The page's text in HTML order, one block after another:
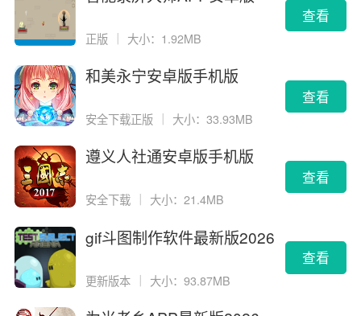
正版 ｜ 大小：1.92MB
查看
和美永宁安卓版手机版
安全下载正版 大小：33.93MB
查看
遵义人社通安卓版手机版
安全下载 大小：21.4MB
查看
gif斗图制作软件最新版2026
更新版本 ｜ 大小：93.87MB
查看